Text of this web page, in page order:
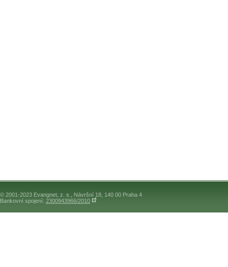
© 2001-2023 Evangnet, z. s., Návršní 18, 140 00 Praha 4
Bankovní spojení: 2300943966/2010